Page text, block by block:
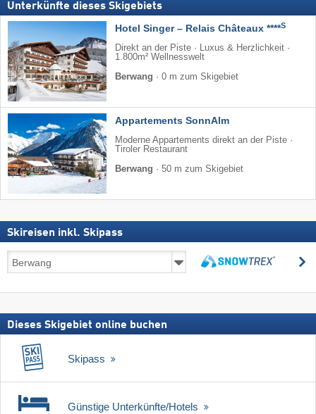
Unterkünfte dieses Skigebiets
Hotel Singer – Relais Châteaux ****S
Direkt an der Piste · Luxus & Herzlichkeit ·
1.800m² Wellnesswelt
Berwang · 0 m zum Skigebiet
Appartements SonnAlm
Moderne Appartements direkt an der Piste ·
Tiroler Restaurant
Berwang · 50 m zum Skigebiet
Skireisen inkl. Skipass
inkl.
Dieses Skigebiet online buchen
Skipass
Günstige Unterkünfte/Hotels